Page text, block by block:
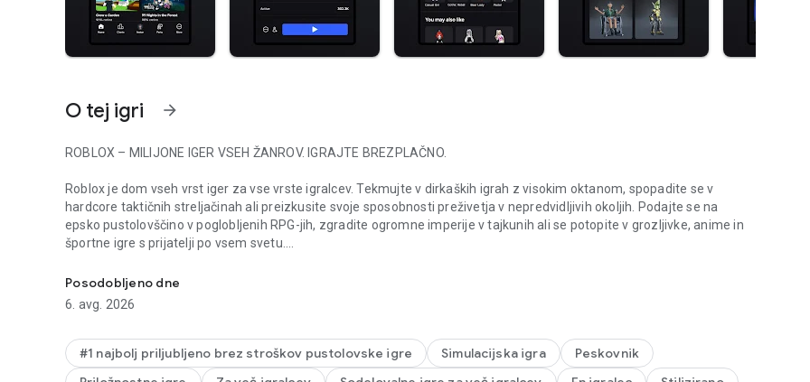
O tej igri arrow_forward
ROBLOX – MILIJONE IGER VSEH ŽANROV. IGRAJTE BREZPLAČNO.
Roblox je dom vseh vrst iger za vse vrste igralcev. Tekmujte v dirkaških igrah z visokim oktanom, spopadite se v
hardcore taktičnih streljačinah ali preizkusite svoje sposobnosti preživetja v nepredvidljivih okoljih. Podajte se na
epsko pustolovščino v poglobljenih RPG-jih, zgradite ogromne imperije v tajkunih ali se potopite v grozljivke, anime in
športne igre s prijatelji po vsem svetu.
Roblox se nenehno razvija, z edinstvenimi izkušnjami in ambicioznimi, visokokakovostnimi igrami, ki jih je ustvarila
globalna skupnost, vključno s profesionalnimi studii, neodvisnimi ekipami in samostojnimi ustvarjalci. Vsak dan je
vedno nekaj novega za odkriti.
Začnite igrati nekatere najbolj priljubljene igre na Robloxu še danes, vključno z Dress to Impress, RIVALS, Steal a
Brainrot, Brookhaven RP, Adopt Me! in drugimi.
Posodobljeno dne
6. avg. 2026
#1 najbolj priljubljeno brez stroškov pustolovske igre Simulacijska igra
Peskovnik